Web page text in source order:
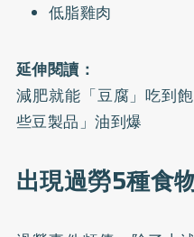
低脂雞肉
延伸閱讀：
減肥就能「豆腐」吃到
些豆製品」油到爆
出現過勞5種食